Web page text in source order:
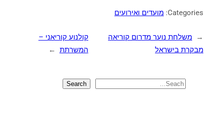
Categories: מועדים ואירועים
←
משלחת נוער מדרום קוריאה
מבקרת בישראל
קולנוע קוריאני –
המשרתת
→
S
Search